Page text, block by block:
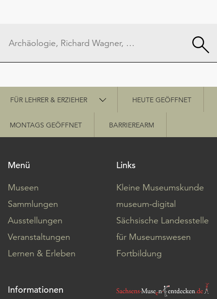
Schnellzugriff
FÜR LEHRER & ERZIEHER HEUTE GEÖFFNET
MONTAGS GEÖFFNET BARRIEREARM
Menü
Museen
Sammlungen
Ausstellungen
Veranstaltungen
Lernen & Erleben
Links
Kleine Museumskunde
museum-digital
Sächsische Landesstelle
für Museumswesen
Fortbildung
Informationen